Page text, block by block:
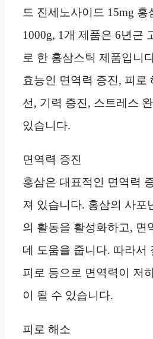
드 진세노사이드 15mg 홍
1000g, 1개 제품은 6년근
로 한 홍삼스틱 제품입니
효능인 면역력 증진, 피로
선, 기력 증진, 스트레스
있습니다.
면역력 증진
홍삼은 대표적인 면역력
져 있습니다. 홍삼의 사포
의 활동을 활성화하고, 면
데 도움을 줍니다. 따라서
피로 등으로 면역력이 저
이 될 수 있습니다.
피로 해소